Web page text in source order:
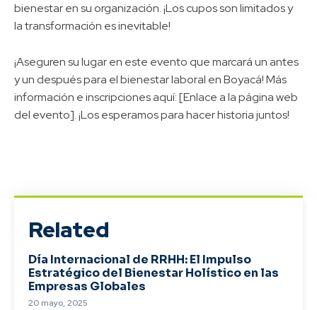
bienestar en su organización. ¡Los cupos son limitados y
la transformación es inevitable!
¡Aseguren su lugar en este evento que marcará un antes
y un después para el bienestar laboral en Boyacá! Más
información e inscripciones aquí: [Enlace a la página web
del evento]. ¡Los esperamos para hacer historia juntos!
Related
Día Internacional de RRHH: El Impulso
Estratégico del Bienestar Holístico en las
Empresas Globales
20 mayo, 2025